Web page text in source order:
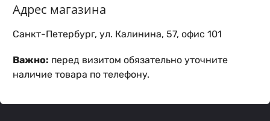
Адрес магазина
Санкт-Петербург, ул. Калинина, 57, офис 101
Важно: перед визитом обязательно уточните
наличие товара по телефону.